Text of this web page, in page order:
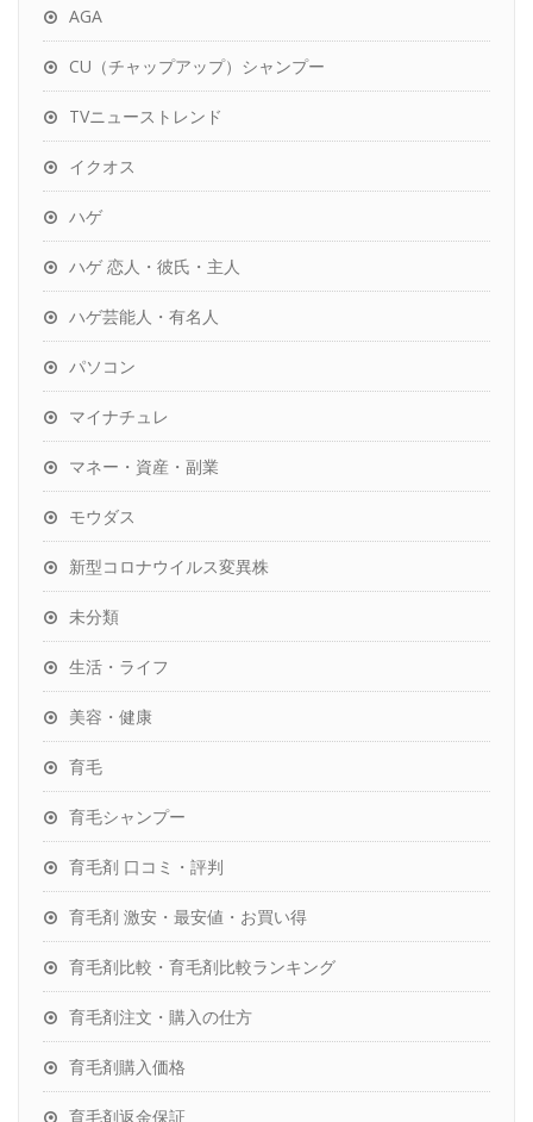
AGA
CU（チャップアップ）シャンプー
TVニューストレンド
イクオス
ハゲ
ハゲ 恋人・彼氏・主人
ハゲ芸能人・有名人
パソコン
マイナチュレ
マネー・資産・副業
モウダス
新型コロナウイルス変異株
未分類
生活・ライフ
美容・健康
育毛
育毛シャンプー
育毛剤 口コミ・評判
育毛剤 激安・最安値・お買い得
育毛剤比較・育毛剤比較ランキング
育毛剤注文・購入の仕方
育毛剤購入価格
育毛剤返金保証